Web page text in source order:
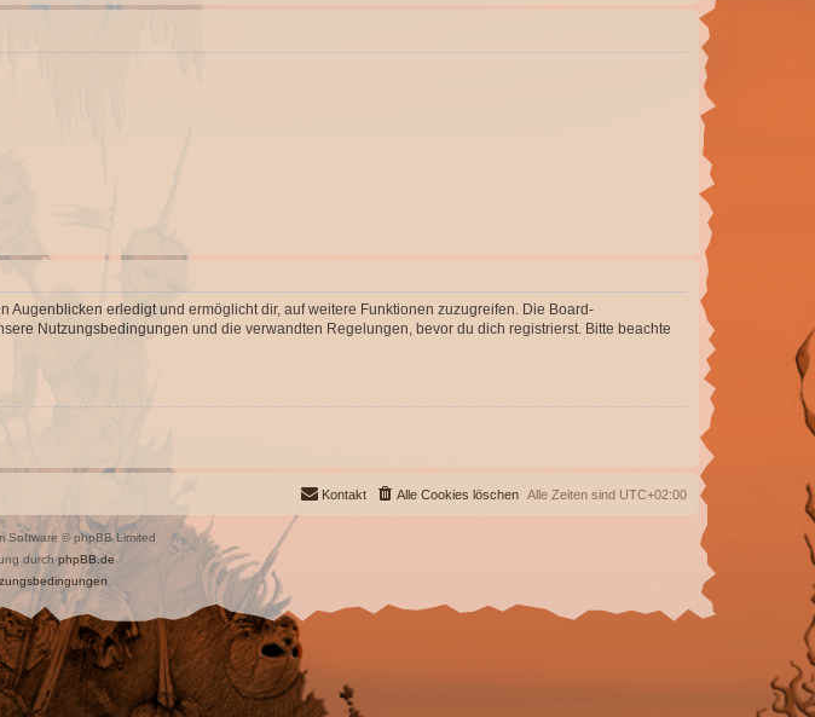
erledigt und ermöglicht dir, auf weitere Funktionen zuzugreifen. Die Board-
Nutzungsbedingungen und die verwandten Regelungen, bevor du dich registrierst. Bitte beachte
Alle Zeiten sind UTC+02:00
Alle Cookies löschen
Kontakt
Software © phpBB Limited
durchphpBB.de